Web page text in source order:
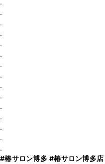
.
.
.
.
.
.
.
.
.
.
.
.
.
.
#椿サロン博多 #椿サロン博多店